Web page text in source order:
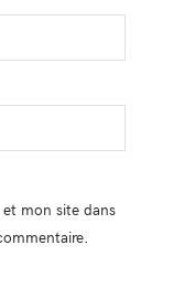
mon site dans